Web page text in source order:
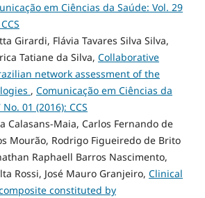
em Ciências da Saúde: Vol. 29
Girardi, Flávia Tavares Silva Silva,
Tatiane da Silva, Collaborative
network assessment of the
, Comunicação em Ciências da
01 (2016): CCS
Calasans-Maia, Carlos Fernando de
Mourão, Rodrigo Figueiredo de Brito
Raphaell Barros Nascimento,
Rossi, José Mauro Granjeiro, Clinical
constituted by